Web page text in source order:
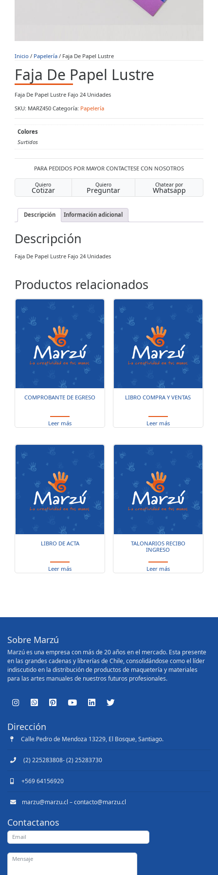
Inicio / Papelería / Faja De Papel Lustre
Faja De Papel Lustre
Faja De Papel Lustre Fajo 24 Unidades
SKU: MARZ450 Categoría: Papelería
Colores
Surtidos
PARA PEDIDOS POR MAYOR CONTACTESE CON NOSOTROS
Quiero
Cotizar
Quiero
Preguntar
Chatear por
Whatsapp
Descripción Información adicional
Descripción
Faja De Papel Lustre Fajo 24 Unidades
Productos relacionados
COMPROBANTE DE EGRESO
Leer más
LIBRO COMPRA Y VENTAS
Leer más
LIBRO DE ACTA
Leer más
TALONARIOS RECIBO
INGRESO
Leer más
Sobre Marzú
Marzú es una empresa con más de 20 años en el mercado. Esta presente
en las grandes cadenas y librerías de Chile, consolidándose como el líder
indiscutido en la distribución de productos de maquetería y materiales
para las artes manuales de nuestros futuros profesionales.
Dirección
Calle Pedro de Mendoza 13229, El Bosque, Santiago.
(2) 225283808- (2) 25283730
+569 64156920
marzu@marzu.cl – contacto@marzu.cl
Contactanos